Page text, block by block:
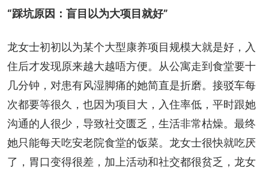
“踩坑原因：盲目以为大项目就好”
龙女士初初以为某个大型康养项目规模大就是好，入
住后才发现原来越大越唔方便。从公寓走到食堂要十
几分钟，对患有风湿脚痛的她简直是折磨。接驳车每
次都要等很久，也因为项目大，入住率低，平时跟她
沟通的人很少，导致社交匮乏，生活非常枯燥。最终
她只能每天吃安老院食堂的饭菜。龙女士很快就吃厌
了，胃口变得很差，加上活动和社交都很贫乏，龙女